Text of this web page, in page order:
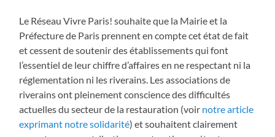
Le Réseau Vivre Paris! souhaite que la Mairie et la
Préfecture de Paris prennent en compte cet état de fait
et cessent de soutenir des établissements qui font
l’essentiel de leur chiffre d’affaires en ne respectant ni la
réglementation ni les riverains. Les associations de
riverains ont pleinement conscience des difficultés
actuelles du secteur de la restauration (voir notre article
exprimant notre solidarité) et souhaitent clairement